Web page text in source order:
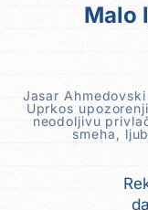
Malo
Jasar
Uprkos
neodoljivu
smeha,